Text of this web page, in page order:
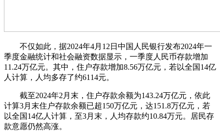
不仅如此，据2024年4月12日中国人民银行发布2024年一
季度金融统计和社会融资数据显示，一季度人民币存款增加
11.24万亿元。其中，住户存款增加8.56万亿元，若以全国14亿
人计算，人均多存了约6114元。
截至2024年2月末，住户存款余额为143.24万亿元，依此
计算3月末住户存款余额已超150万亿元，达151.8万亿元，若
以全国14亿人计算，至3月末，人均存款约10.84万元。居民存
款意愿仍然高涨。